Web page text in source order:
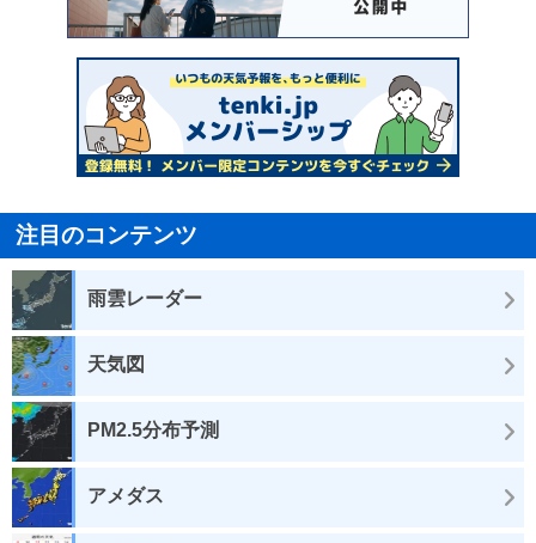
注目のコンテンツ
雨雲レーダー
天気図
PM2.5分布予測
アメダス